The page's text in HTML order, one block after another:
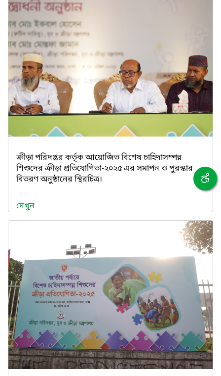
ক্রীড়া পরিদপ্তর কর্তৃক আয়োজিত বিশেষ চাহিদাসম্পন্ন
শিশুদের ক্রীড়া প্রতিযোগিতা-২০২৫ এর সমাপন ও পুরস্কার
বিতরণ অনুষ্ঠানের স্থিরচিত্র।
দেখুন